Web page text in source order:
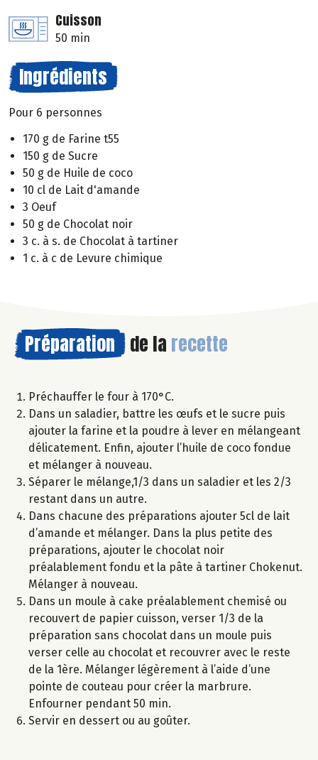
Cuisson
50 min
Ingrédients
Pour 6 personnes
170 g de Farine t55
150 g de Sucre
50 g de Huile de coco
10 cl de Lait d'amande
3 Oeuf
50 g de Chocolat noir
3 c. à s. de Chocolat à tartiner
1 c. à c de Levure chimique
Préparation de la recette
Préchauffer le four à 170°C.
Dans un saladier, battre les œufs et le sucre puis
ajouter la farine et la poudre à lever en mélangeant
délicatement. Enfin, ajouter l’huile de coco fondue
et mélanger à nouveau.
Séparer le mélange,1/3 dans un saladier et les 2/3
restant dans un autre.
Dans chacune des préparations ajouter 5cl de lait
d’amande et mélanger. Dans la plus petite des
préparations, ajouter le chocolat noir
préalablement fondu et la pâte à tartiner Chokenut.
Mélanger à nouveau.
Dans un moule à cake préalablement chemisé ou
recouvert de papier cuisson, verser 1/3 de la
préparation sans chocolat dans un moule puis
verser celle au chocolat et recouvrer avec le reste
de la 1ère. Mélanger légèrement à l’aide d’une
pointe de couteau pour créer la marbrure.
Enfourner pendant 50 min.
Servir en dessert ou au goûter.